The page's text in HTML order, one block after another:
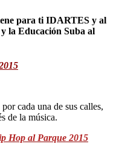
para ti IDARTES y al
la Educación Suba al
cada una de sus calles,
de la música.
Hop al Parque 2015